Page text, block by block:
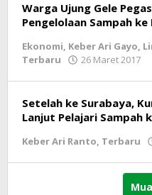
Warga Ujung Gele
Pengelolaan Sampah
Ekonomi, Keber Ari Gayo,
Terbaru
26 Maret 2017
Setelah ke Surabaya,
Lanjut Pelajari Sampah
Keber Ari Ranto, Terbaru